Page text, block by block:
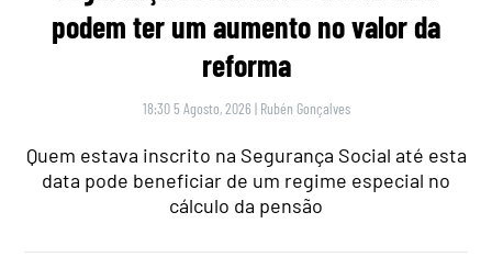
podem ter um aumento no valor da
reforma
18:30 5 Agosto, 2026 | Rubén Gonçalves
Quem estava inscrito na Segurança Social até esta
data pode beneficiar de um regime especial no
cálculo da pensão